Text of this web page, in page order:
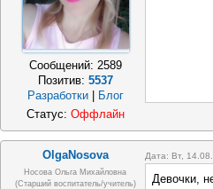
Сообщений: 2589
Позитив: 5537
Разработки | Блог
Статус: Оффлайн
OlgaNosova Дата: Вт,
Носова Ольга Михайловна
(старший воспитатель/учитель)
Девочки,